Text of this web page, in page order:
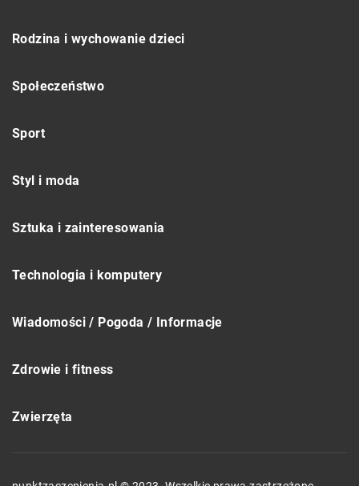
Rodzina i wychowanie dzieci
Społeczeństwo
Sport
Styl i moda
Sztuka i zainteresowania
Technologia i komputery
Wiadomości / Pogoda / Informacje
Zdrowie i fitness
Zwierzęta